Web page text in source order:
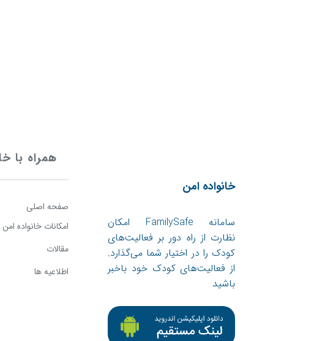
خانواده امن
سامانه FamilySafe امکان
نظارت از راه دور بر فعالیت‌های
کودک را در اختیار شما می‌گذارد.
از فعالیت‌های کودک خود باخبر
باشید
همراه با
صفحه اصلی
امکانات خانواده امن
مقالات
اطلاعیه ها